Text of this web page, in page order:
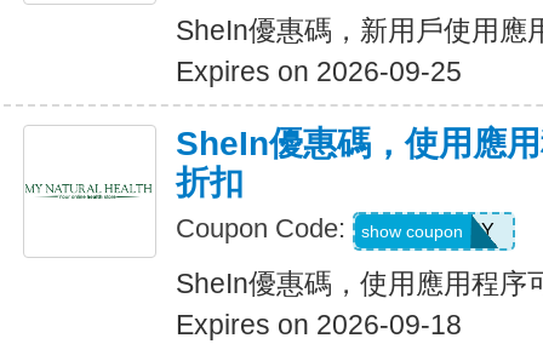
SheIn優惠碼，新用戶使用應
Expires on 2026-09-25
SheIn優惠碼，使用應
折扣
Coupon Code: 6FANY
show coupon
SheIn優惠碼，使用應用程序
Expires on 2026-09-18